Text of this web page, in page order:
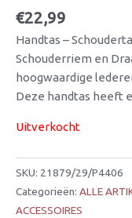
€22,99
Handtas –
Schouderriem en
hoogwaardige
Deze handtas heeft
Uitverkocht
SKU: 21879/29/P4406
Categorieën: ALLE
ACCESSOIRES